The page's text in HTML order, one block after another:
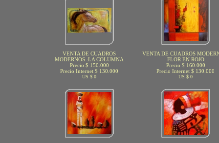
VENTA DE CUADROS
MODERNOS :LA COLUMNA
Precio $ 150.000
Precio Internet $ 130.000
US $ 0
VENTA DE CUADROS
FLOR EN ROJO
Precio $ 160.000
Precio Internet $ 130.000
US $ 0